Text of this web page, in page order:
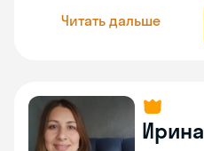
Читать дальше
Ирина